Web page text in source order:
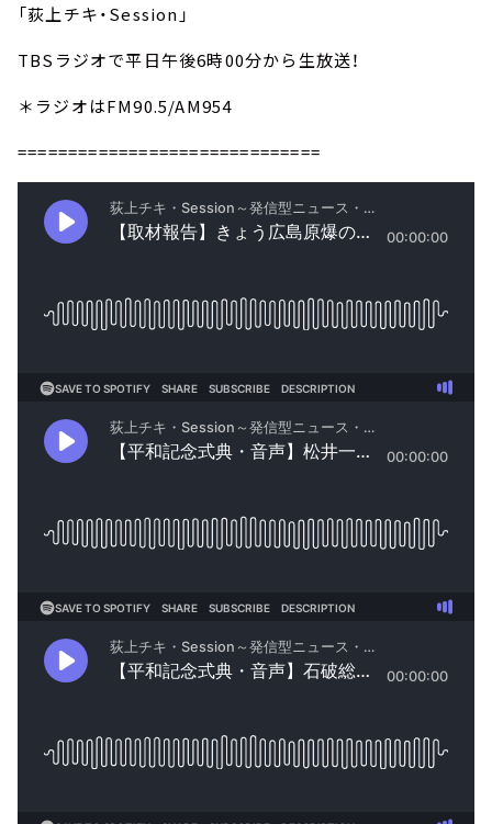
「荻上チキ・Session」
TBSラジオで平日午後6時00分から生放送！
＊ラジオはFM90.5/AM954
==============================